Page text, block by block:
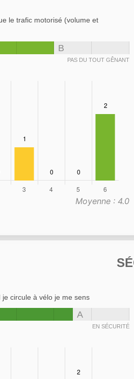
le trafic motorisé (volume et
B
PAS DU TOUT GÊNANT
Moyenne : 4.0
je circule à vélo je me sens
A
EN SÉCURITÉ